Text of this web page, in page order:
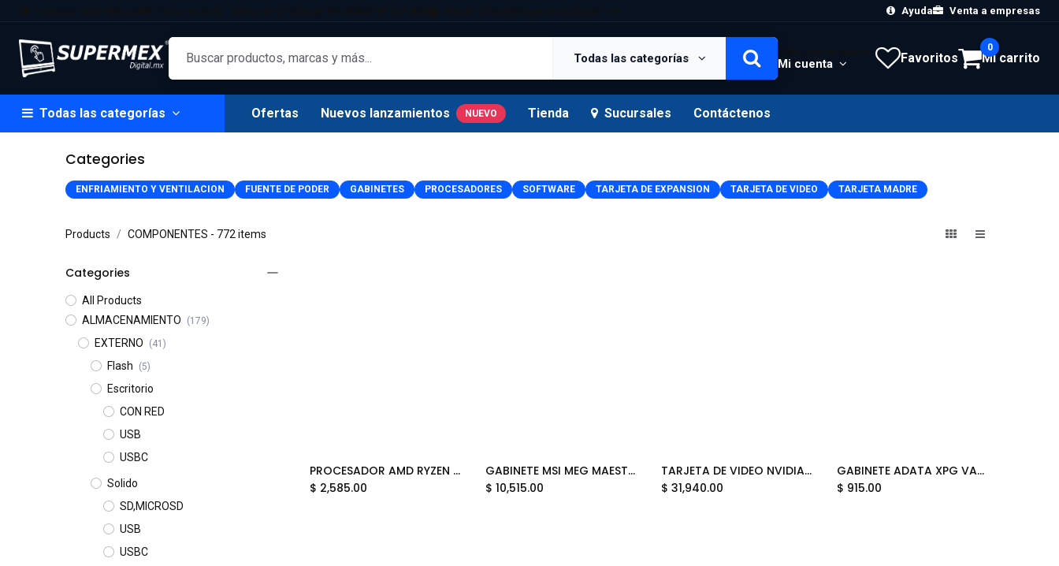
Ayuda Venta a empresas
Todas las categorías Mi cuenta Favoritos Mi carrito
0
Todas las categorías Ofertas Nuevos lanzamientos NUEVO Tienda Sucursales Contáctenos
Categories
ENFRIAMIENTO Y VENTILACION FUENTE DE PODER GABINETES PROCESADORES SOFTWARE TARJETA DE EXPANSION TARJETA DE VIDEO TARJETA MADRE
Products COMPONENTES - 772 items
Categories
All Products
ALMACENAMIENTO
(179)
EXTERNO (41)
Flash (5)
Escritorio
CON RED
USB
USBC
Solido
SD,MICROSD
USB
USBC
Add to Cart
PROCESADOR AMD RYZEN 5 5600GE 4.4GHZ AM4 100-100000261BOX 12M DE GARANTIA
$ 2,585.00
Add to Cart
GABINETE MSI MEG MAESTRO 900R ATX 3VENT USB-C C/TEMPLADO S/FUENTE 12M DE GARANTIA
$ 10,515.00
Add to Cart
TARJETA DE VIDEO NVIDIA GEFORCE RTX5080 16GB GDDR7 ZOTAC GAMING AMP EXTREME INFINITY ZT-B50800B-10A 12M DE GARANTIA
$31,940.00
Add to Cart
GABINETE ADATA XPG VALOR AIR NANO NEGRO ARGB MICRO-ATX S/FUENTE VALORAIRNANOMAA-BKCWW 12M DE GARANTIA
$ 915.00